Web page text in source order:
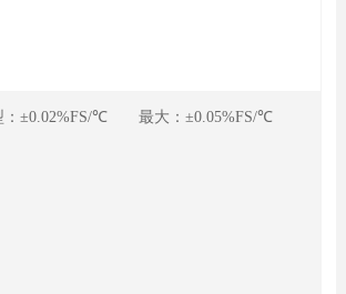
：±0.02%FS/℃ 最大：±0.05%FS/℃